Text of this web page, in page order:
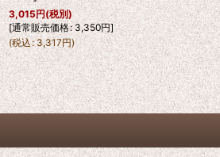
3,015円(税別)
[通常販売価格: 3,350円]
(税込: 3,317円)